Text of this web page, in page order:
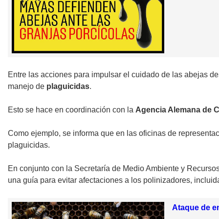
Entre las acciones para impulsar el cuidado de las abejas
manejo de plaguicidas.
Esto se hace en coordinación con la Agencia Alemana de
Como ejemplo, se informa que en las oficinas de
plaguicidas.
En conjunto con la Secretaría de Medio Ambiente y
una guía para evitar afectaciones a los polinizadores,
Ataque de